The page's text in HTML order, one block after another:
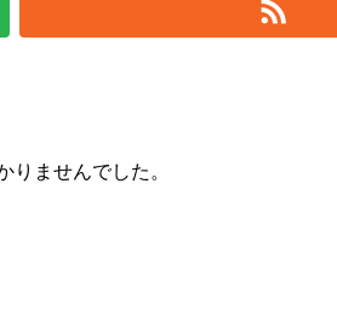
りませんでした。